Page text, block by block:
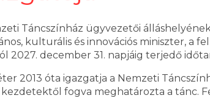
Táncszínház ügyvezetői
kulturális és innovációs miniszter, a
2027. december 31. napjáig terjedő
2013 óta igazgatja a Nemzeti
fogva meghatározta a tánc.